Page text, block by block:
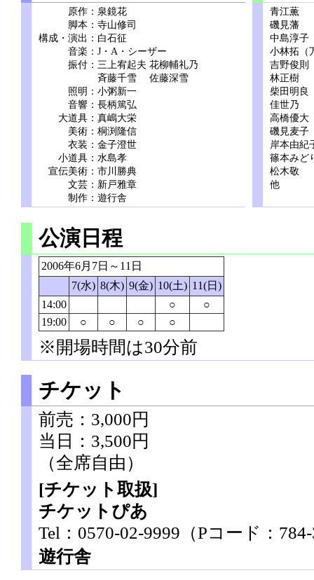
原作 ： 泉鏡花
脚本 ： 寺山修司
構成・演出 ： 白石征
音楽 ： J・A・シーザー
振付 ： 三上宥起夫 花柳輔礼乃
斉藤千雪 佐藤深雪
照明 ： 小粥新一
音響 ： 長柄篤弘
大道具 ： 真嶋大栄
美術 ： 桐渕隆信
衣装 ： 金子澄世
小道具 ： 水島孝
宣伝美術 ： 市川勝典
文芸 ： 新戸雅章
制作 ： 遊行舎
青江薫
磯見藩
中島淳子
小林拓（
吉野俊則
林正樹
柴田明良
佳世乃
高橋優大
磯見麦子
岸本由紀
篠本みど
松木敬
他
公演日程
2006年6月7日～11日
7(水) 8(木) 9(金) 10(土) 11(日)
14:00
○
○
19:00
○ ○ ○ ○
※開場時間は30分前
チケット
前売：3,000円
当日：3,500円
（全席自由）
[チケット取扱]
チケットぴあ
Tel：0570-02-9999（Pコード：
遊行舎